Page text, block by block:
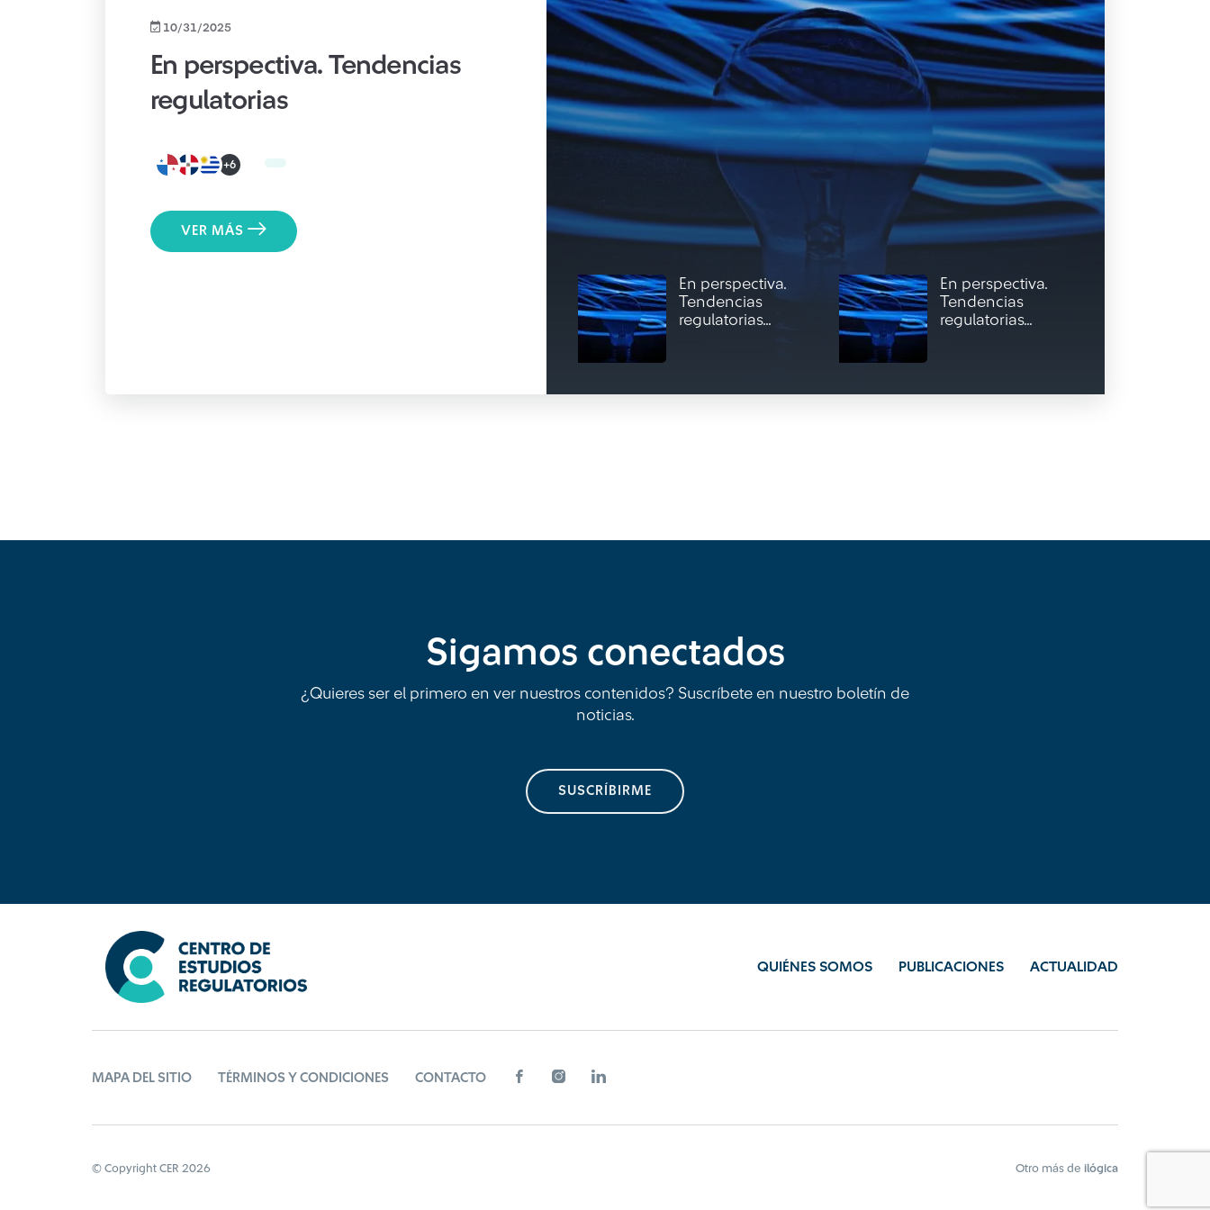
10/31/2025
En perspectiva. Tendencias
regulatorias
+6
VER MÁS
En perspectiva.
Tendencias
regulatorias...
En perspectiva.
Tendencias
regulatorias...
Sigamos conectados
¿Quieres ser el primero en ver nuestros contenidos? Suscríbete en nuestro boletín de
noticias.
SUSCRÍBIRME
QUIÉNES SOMOS PUBLICACIONES ACTUALIDAD
MAPA DEL SITIO TÉRMINOS Y CONDICIONES CONTACTO
© Copyright CER 2026 Otro más de ilógica